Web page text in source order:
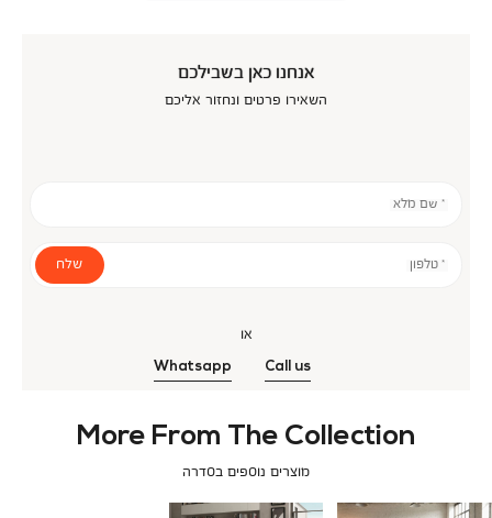
אנחנו כאן בשבילכם
השאירו פרטים ונחזור אליכם
* שם מלא
* טלפון שלח
או
Call us
Whatsapp
More From The Collection
מוצרים נוספים בסדרה